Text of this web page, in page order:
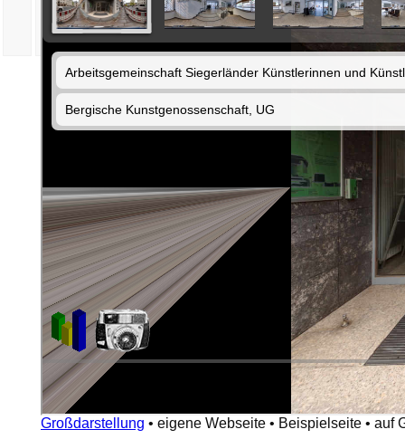
Großdarstellung • eigene Webseite • Beispielseite • auf